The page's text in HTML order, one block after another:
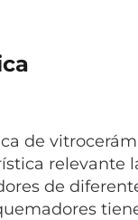
de
relevante
de